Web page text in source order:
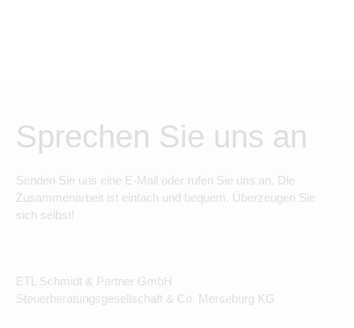
Sprechen Sie uns an
Senden Sie uns eine E-Mail oder rufen Sie uns an. Die
Zusammenarbeit ist einfach und bequem. Überzeugen Sie
sich selbst!
ETL Schmidt & Partner GmbH
Steuerberatungsgesellschaft & Co. Merseburg KG